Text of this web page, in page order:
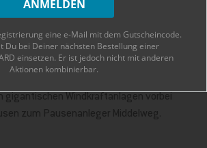
die so heißt…
Stationmacht man sich zunächst auf
gigantischen Windkraftanlagen vorbei
zum Pausenanleger Middelweg.
eine e-Mail mit dem Gutscheincode.
Du bei Deiner nächsten Bestellung einer
einsetzen. Er ist jedoch nicht mit anderen
Aktionen kombinierbar.